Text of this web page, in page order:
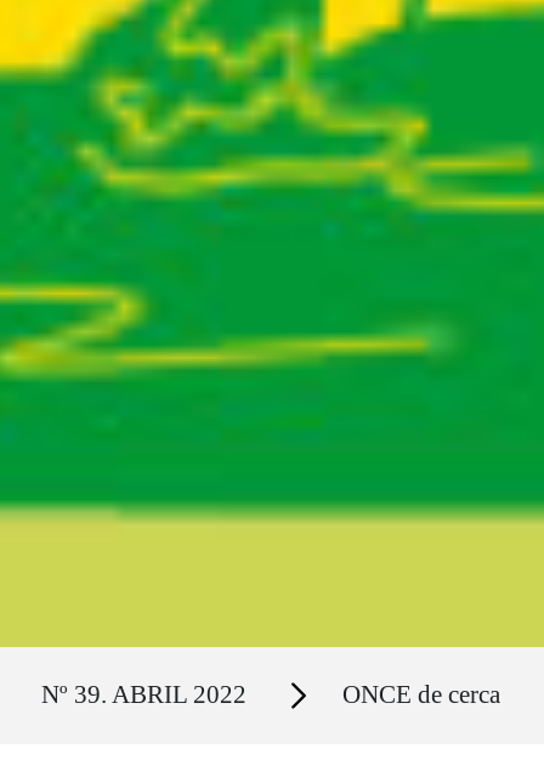
Nº 39. ABRIL 2022 Secciones ONCE de cerca